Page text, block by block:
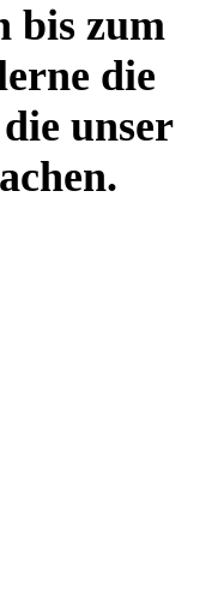
bis zum
die
unser